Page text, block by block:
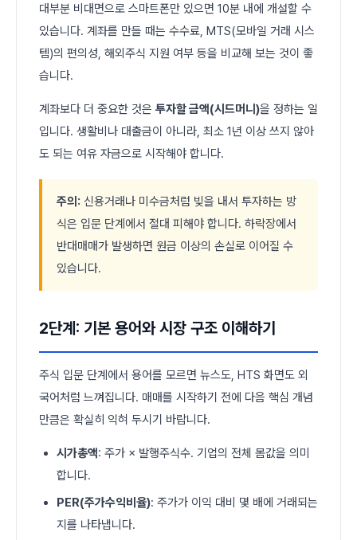
대부분 비대면으로 스마트폰만 있으면 10분 내에 개설할 수
있습니다. 계좌를 만들 때는 수수료, MTS(모바일 거래 시스
템)의 편의성, 해외주식 지원 여부 등을 비교해 보는 것이 좋
습니다.
계좌보다 더 중요한 것은 투자할 금액(시드머니)을 정하는 일
입니다. 생활비나 대출금이 아니라, 최소 1년 이상 쓰지 않아
도 되는 여유 자금으로 시작해야 합니다.
주의: 신용거래나 미수금처럼 빚을 내서 투자하는 방
식은 입문 단계에서 절대 피해야 합니다. 하락장에서
반대매매가 발생하면 원금 이상의 손실로 이어질 수
있습니다.
2단계: 기본 용어와 시장 구조 이해하기
주식 입문 단계에서 용어를 모르면 뉴스도, HTS 화면도 외
국어처럼 느껴집니다. 매매를 시작하기 전에 다음 핵심 개념
만큼은 확실히 익혀 두시기 바랍니다.
시가총액: 주가 × 발행주식수. 기업의 전체 몸값을 의미
합니다.
PER(주가수익비율): 주가가 이익 대비 몇 배에 거래되는
지를 나타냅니다.